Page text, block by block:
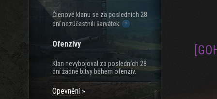
Členové klanu se za posledních 28
dní nezúčastnili šarvátek.
Ofenzívy
Klan nevybojoval za posledních 28
dní žádné bitvy během ofenzív.
Opevnění